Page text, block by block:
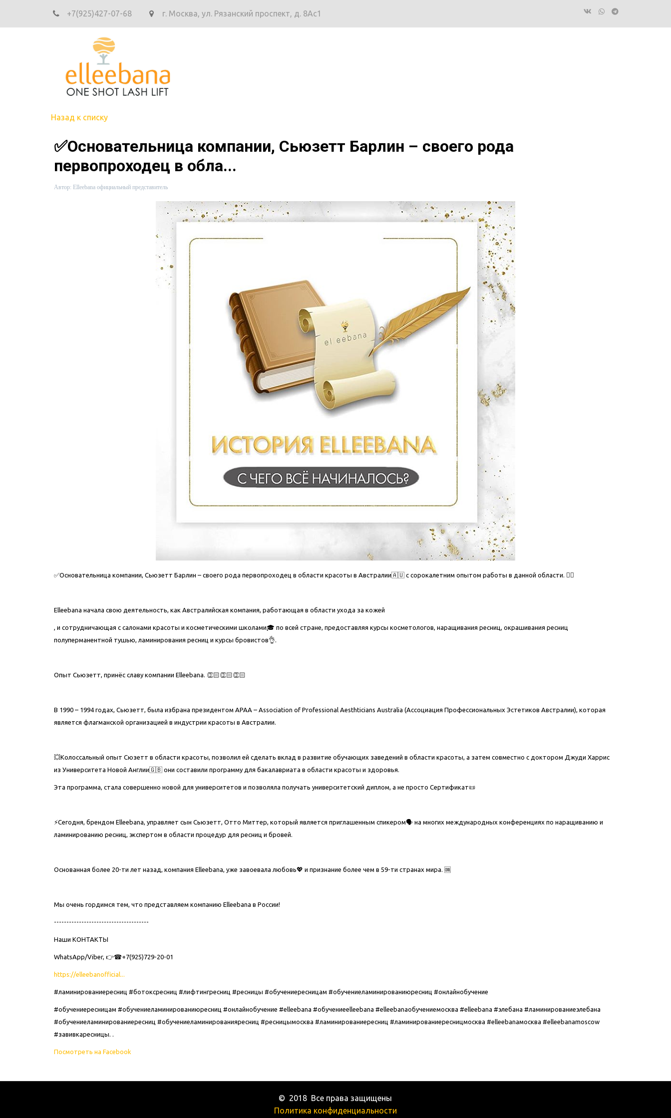
+7(925)427-07-68 г. Москва, ул. Рязанский проспект, д. 8Ас1
Назад к списку
✅Основательница компании, Сьюзетт Барлин – своего рода
первопроходец в обла...
Автор: Elleebana официальный представитель
✅Основательница компании, Сьюзетт Барлин – своего рода первопроходец в области красоты в Австралии🇦🇺 с сорокалетним опытом работы в данной области. ☝🏻
Elleebana начала свою деятельность, как Австралийская компания, работающая в области ухода за кожей
, и сотрудничающая с салонами красоты и косметическими школами🎓 по всей стране, предоставляя курсы косметологов, наращивания ресниц, окрашивания ресниц
полуперманентной тушью, ламинирования ресниц и курсы бровистов👌.
Опыт Сьюзетт, принёс славу компании Elleebana. 👏🏻👏🏻👏🏻
В 1990 – 1994 годах, Сьюзетт, была избрана президентом APAA – Association of Professional Aesthticians Australia (Ассоциация Профессиональных Эстетиков Австралии), которая
является флагманской организацией в индустрии красоты в Австралии.
💥Колоссальный опыт Сюзетт в области красоты, позволил ей сделать вклад в развитие обучающих заведений в области красоты, а затем совместно с доктором Джуди Харрис
из Университета Новой Англии🇬🇧 они составили программу для бакалавриата в области красоты и здоровья.
Эта программа, стала совершенно новой для университетов и позволяла получать университетский диплом, а не просто Сертификат📜
⚡Сегодня, брендом Elleebana, управляет сын Сьюзетт, Отто Миттер, который является приглашенным спикером🗣 на многих международных конференциях по наращиванию и
ламинированию ресниц, экспертом в области процедур для ресниц и бровей.
Основанная более 20-ти лет назад, компания Elleebana, уже завоевала любовь💖 и признание более чем в 59-ти странах мира. 🆒
Мы очень гордимся тем, что представляем компанию Elleebana в России!
--------------------------------------
Наши КОНТАКТЫ
WhatsApp/Viber, 👉☎+7(925)729-20-01
https://elleebanofficial...
#ламинированиересниц #ботоксресниц #лифтингресниц #ресницы #обучениересницам #обучениеламинированиюресниц #онлайнобучение
#обучениересницам #обучениеламинированиюресниц #онлайнобучение #elleebana #обучениеelleebana #elleebanaобучениемосква #elleebana #элебана #ламинированиеэлебана
#обучениеламинированиересниц #обучениеламинированияресниц #ресницымосква #ламинированиересниц #ламинированиересницмосква #elleebanaмосква #elleebanamoscow
#завивкаресницы. .
Посмотреть на Facebook
©  2018  Все права защищены
Политика конфиденциальности